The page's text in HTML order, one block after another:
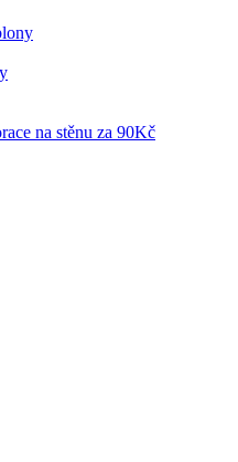
na stěnu za 90Kč